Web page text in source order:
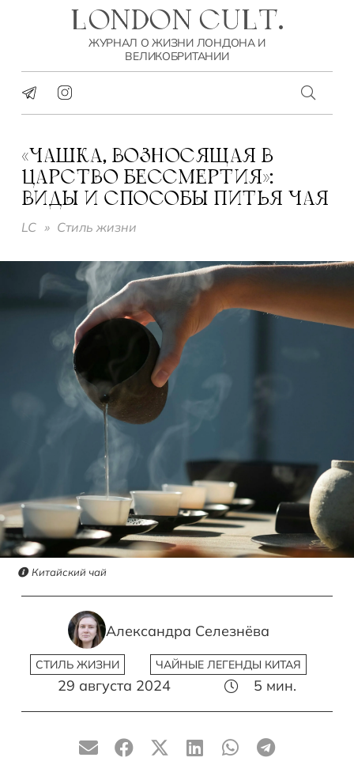
LONDON CULT.
ЖУРНАЛ О ЖИЗНИ ЛОНДОНА И
ВЕЛИКОБРИТАНИИ
«ЧАШКА, ВОЗНОСЯЩАЯ В
ЦАРСТВО БЕССМЕРТИЯ»:
ВИДЫ И СПОСОБЫ ПИТЬЯ ЧАЯ
LC » Стиль жизни
Китайский чай
Александра Селезнёва
СТИЛЬ ЖИЗНИ ЧАЙНЫЕ ЛЕГЕНДЫ КИТАЯ
29 августа 2024 5 мин.